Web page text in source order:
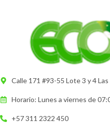
Calle 171 #93-55 Lote 3 y 4
Horario: Lunes a viernes de
+57 311 2322 450